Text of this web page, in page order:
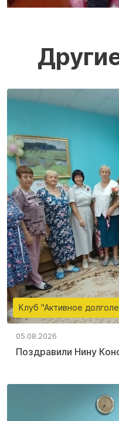
Клуб "Активное
05.08.2026
Поздравили Нину